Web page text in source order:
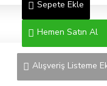
Sepete Ekle
Hemen Satın Al
Alışveriş Listeme